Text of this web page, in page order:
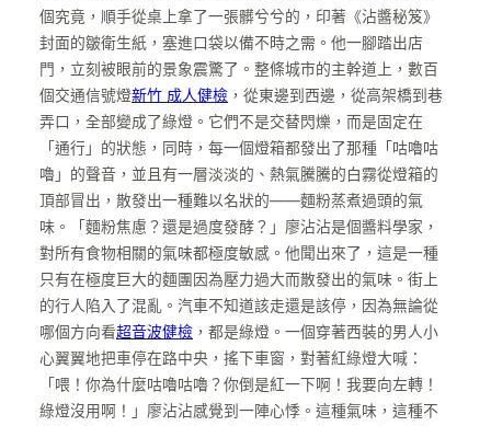
個究竟，順手從桌上拿了一張髒兮兮的，印著《沾醬秘笈》
封面的皺衛生紙，塞進口袋以備不時之需。他一腳踏出店
門，立刻被眼前的景象震驚了。整條城市的主幹道上，數百
個交通信號燈新竹 成人健檢 ，從東邊到西邊，從高架橋到巷
弄口，全部變成了綠燈。它們不是交替閃爍，而是固定在
「通行」的狀態，同時，每一個燈箱都發出了那種「咕嚕咕
嚕」的聲音，並且有一層淡淡的、熱氣騰騰的白霧從燈箱的
頂部冒出，散發出一種難以名狀的——麵粉蒸煮過頭的氣
味。「麵粉焦慮？還是過度發酵？」廖沾沾是個醬料學家，
對所有食物相關的氣味都極度敏感。他聞出來了，這是一種
只有在極度巨大的麵團因為壓力過大而散發出的氣味。街上
的行人陷入了混亂。汽車不知道該走還是該停，因為無論從
哪個方向看超音波健檢 ，都是綠燈。一個穿著西裝的男人小
心翼翼地把車停在路中央，搖下車窗，對著紅綠燈大喊：
「喂！你為什麼咕嚕咕嚕？你倒是紅一下啊！我要向左轉！
綠燈沒用啊！」廖沾沾感覺到一陣心悸。這種氣味，這種不